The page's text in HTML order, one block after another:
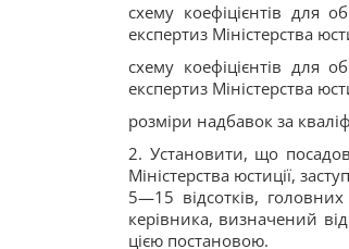
схему коефіцієнтів для
експертиз Міністерства
схему коефіцієнтів для
експертиз Міністерства
розміри надбавок за
2. Установити, що
Міністерства юстиції,
5—15 відсотків,
керівника, визначений
цією постановою.